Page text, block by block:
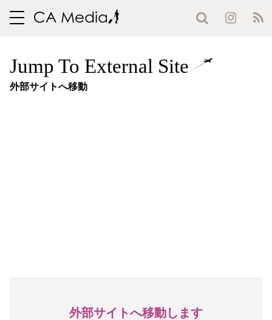
toggle
Jump To External Site
外部サイトへ移動
外部サイトへ移動します